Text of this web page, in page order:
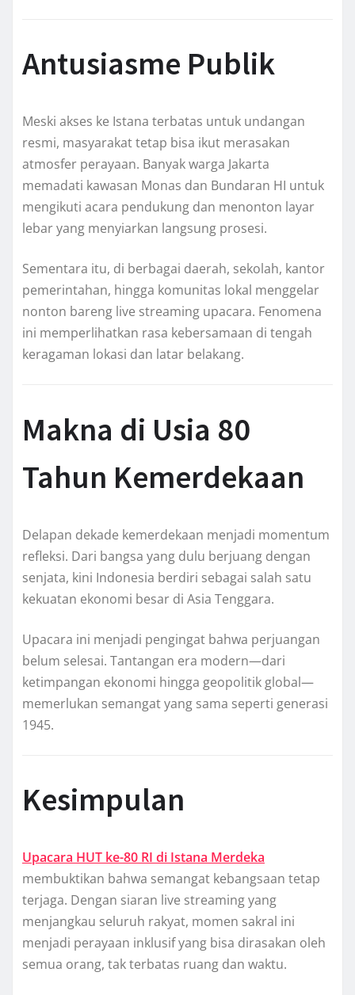
Antusiasme Publik
Meski akses ke Istana terbatas untuk undangan
resmi, masyarakat tetap bisa ikut merasakan
atmosfer perayaan. Banyak warga Jakarta
memadati kawasan Monas dan Bundaran HI untuk
mengikuti acara pendukung dan menonton layar
lebar yang menyiarkan langsung prosesi.
Sementara itu, di berbagai daerah, sekolah, kantor
pemerintahan, hingga komunitas lokal menggelar
nonton bareng live streaming upacara. Fenomena
ini memperlihatkan rasa kebersamaan di tengah
keragaman lokasi dan latar belakang.
Makna di Usia 80
Tahun Kemerdekaan
Delapan dekade kemerdekaan menjadi momentum
refleksi. Dari bangsa yang dulu berjuang dengan
senjata, kini Indonesia berdiri sebagai salah satu
kekuatan ekonomi besar di Asia Tenggara.
Upacara ini menjadi pengingat bahwa perjuangan
belum selesai. Tantangan era modern—dari
ketimpangan ekonomi hingga geopolitik global—
memerlukan semangat yang sama seperti generasi
1945.
Kesimpulan
Upacara HUT ke-80 RI di Istana Merdeka
membuktikan bahwa semangat kebangsaan tetap
terjaga. Dengan siaran live streaming yang
menjangkau seluruh rakyat, momen sakral ini
menjadi perayaan inklusif yang bisa dirasakan oleh
semua orang, tak terbatas ruang dan waktu.